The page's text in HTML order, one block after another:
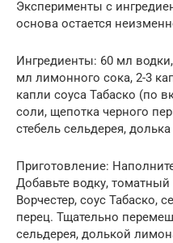
Эксперименты с
основа остается
Ингредиенты: 60 мл
мл лимонного сока, 2-3
капли соуса Табаско (по
соли, щепотка черного
стебель сельдерея,
Приготовление:
Добавьте водку,
Ворчестер, соус Табаско,
перец. Тщательно
сельдерея, долькой